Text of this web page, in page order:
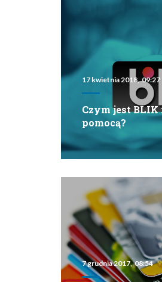
17 kwietnia 2018, 09:27
Czym jest BLIK
pomocą?
7 grudnia 2017, 08:54